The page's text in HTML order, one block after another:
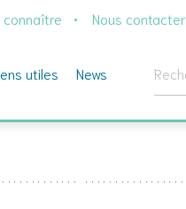
connaître Nous contacter
utiles News